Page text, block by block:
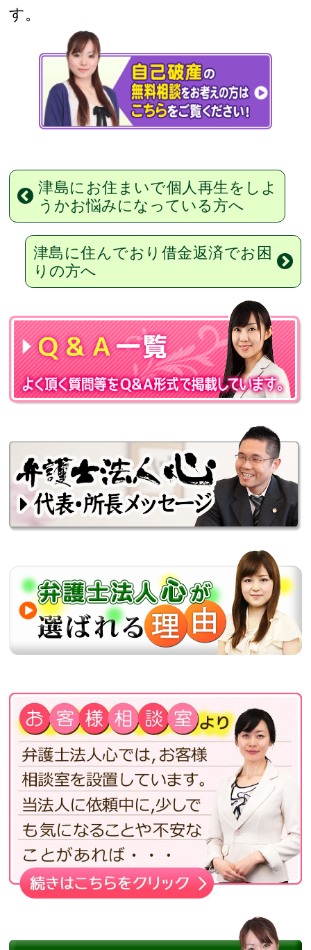
す。
津島にお住まいで個人再生をしよ
うかお悩みになっている方へ
津島に住んでおり借金返済でお困
りの方へ